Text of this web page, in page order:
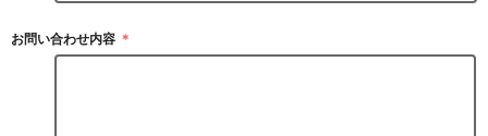
お問い合わせ内容 ＊